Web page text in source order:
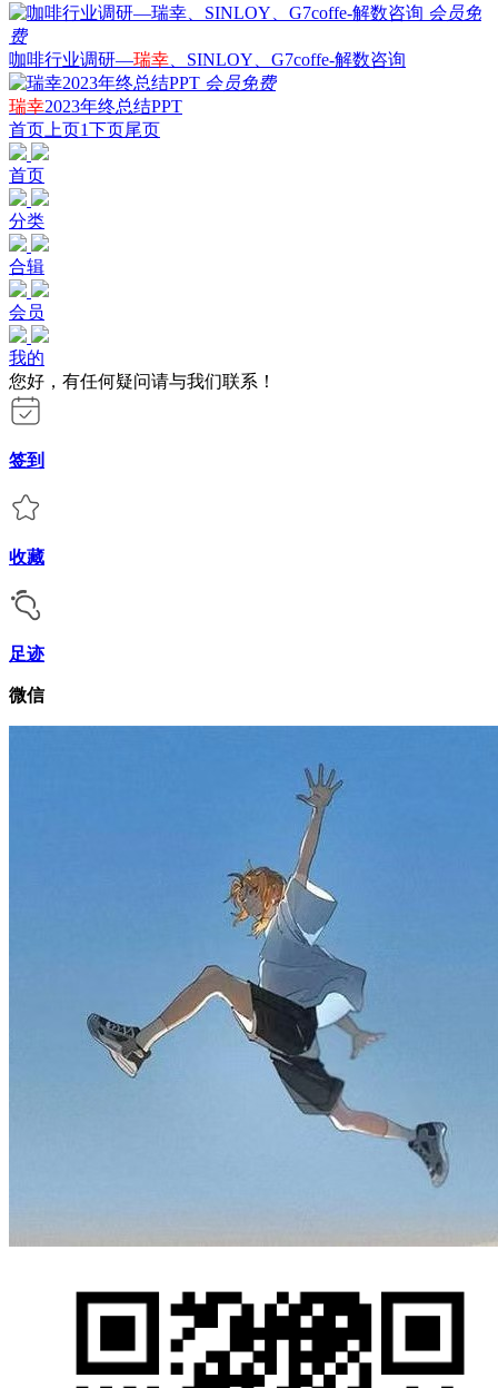
会员免
费
咖啡行业调研—瑞幸 、SINLOY、G7coffe-解数咨询
会员免费
瑞幸2023年终总结PPT
首页 上页1下页尾页
首页
分类
合辑
会员
我的
您好，有任何疑问请与我们联系！
签到
收藏
足迹
微信